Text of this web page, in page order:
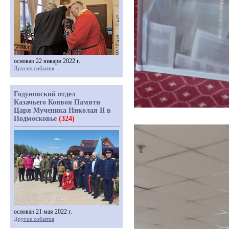
основан 22 января 2022 г.
Другие события
Годуновский отдел
Казачьего Конвоя Памяти
Царя Мученика Николая II в
Подмосковье (324)
основан 21 мая 2022 г.
Другие события